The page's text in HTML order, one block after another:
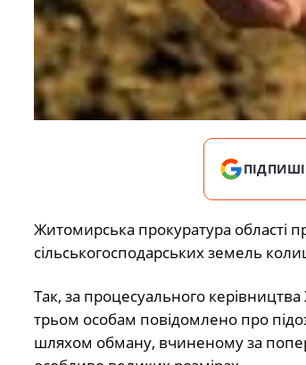
Житомирська прокуратура області
сільськогосподарських земель
Так, за процесуального
трьом особам повідомлено про
шляхом обману, вчиненому за